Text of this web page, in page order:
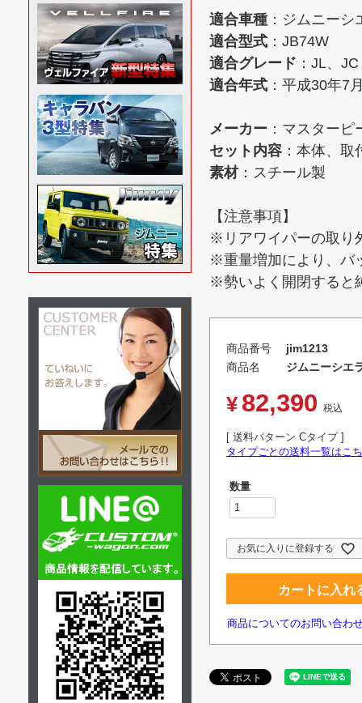
適合車種 ：ジムニー
適合型式 ：JB74W
適合グレード ：JL、JC
適合年式 ：平成30年7
メーカー ：マスターピ
セット内容 ：本体、
素材：スチール製
【注意事項】
※リアワイパーの取り
※重量増加により、バ
※勢いよく開閉すると
商品番号
jim1213
商品名
ジムニーシエ
¥ 82,390 税込
送料パターン Cタイプ
タイプごとの送料一覧はこ
お気に入りに登録する
カートに入れ
商品についてのお問い合わ